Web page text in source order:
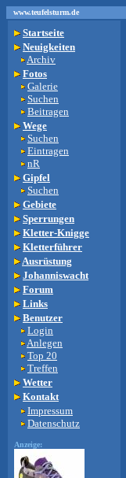
www.teufelsturm.de
Startseite
Neuigkeiten
Archiv
Fotos
Galerie
Suchen
Beitragen
Wege
Suchen
Eintragen
nR
Gipfel
Suchen
Gebiete
Sperrungen
Kletter-Knigge
Kletterführer
Ausrüstung
Johanniswacht
Forum
Links
Benutzer
Login
Anlegen
Top 20
Treffen
Wetter
Kontakt
Impressum
Datenschutz
Anzeige: